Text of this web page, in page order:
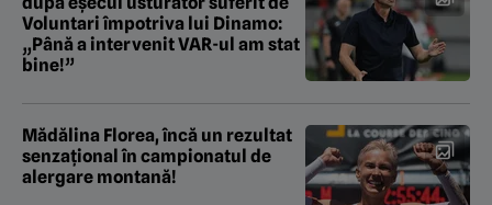
Voluntari împotriva lui Dinamo:
„Până a intervenit VAR-ul am stat
bine!”
Mădălina Florea, încă un rezultat
senzațional în campionatul de
alergare montană!